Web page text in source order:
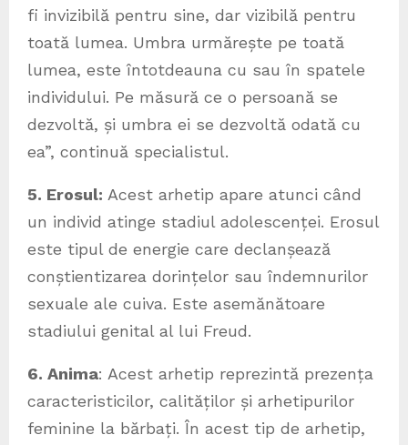
fi invizibilă pentru sine, dar vizibilă pentru
toată lumea. Umbra urmărește pe toată
lumea, este întotdeauna cu sau în spatele
individului. Pe măsură ce o persoană se
dezvoltă, și umbra ei se dezvoltă odată cu
ea”, continuă specialistul.
5. Erosul: Acest arhetip apare atunci când
un individ atinge stadiul adolescenței. Erosul
este tipul de energie care declanșează
conștientizarea dorințelor sau îndemnurilor
sexuale ale cuiva. Este asemănătoare
stadiului genital al lui Freud.
6. Anima: Acest arhetip reprezintă prezența
caracteristicilor, calităților și arhetipurilor
feminine la bărbați. În acest tip de arhetip,